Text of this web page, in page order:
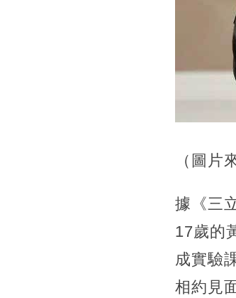
（圖片
據《三
17歲的
成實驗
相約見